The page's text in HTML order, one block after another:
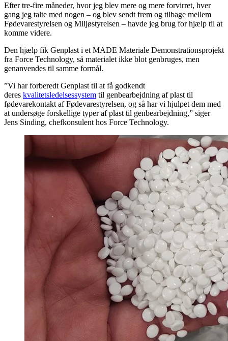
Efter tre-fire måneder, hvor jeg blev mere og mere forvirret, hver
gang jeg talte med nogen – og blev sendt frem og tilbage mellem
Fødevarestyrelsen og Miljøstyrelsen – havde jeg brug for hjælp til at
komme videre.
Den hjælp fik Genplast i et MADE Materiale Demonstrationsprojekt
fra Force Technology, så materialet ikke blot genbruges, men
genanvendes til samme formål.
”Vi har forberedt Genplast til at få godkendt
deres kvalitetsledelsessystem til genbearbejdning af plast til
fødevarekontakt af Fødevarestyrelsen, og så har vi hjulpet dem med
at undersøge forskellige typer af plast til genbearbejdning,” siger
Jens Sinding, chefkonsulent hos Force Technology.